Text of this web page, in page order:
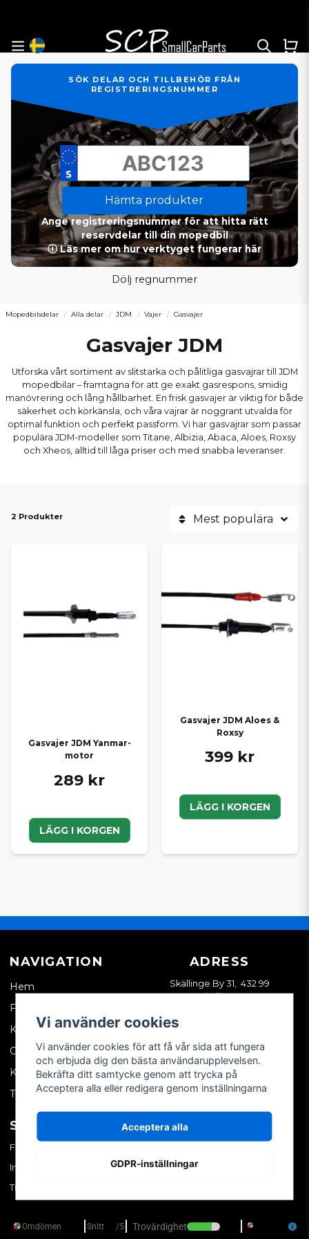
SÖK DELAR OCH TILLBEHÖR FRÅN
REGISTRERINGSNUMMER
Hämta produkter
Ange registreringsnummer för att hitta rätt
reservdelar till din mopedbil
ⓘ Läs mer om hur verktyget fungerar här
Dölj regnummer
Mopedbilsdelar Alla delar JDM Vajer Gasvajer
Gasvajer JDM
Utforska vårt sortiment av slitstarka och pålitliga gasvajrar till JDM
mopedbilar – framtagna för att ge exakt gasrespons, smidig
manövrering och lång hållbarhet. En frisk gasvajer är viktig för både
säkerhet och körkänsla, och våra vajrar är noggrant utvalda för
optimal funktion och perfekt passform. Vi har gasvajrar som passar
populära JDM-modeller som Titane, Albizia, Abaca, Aloes, Roxsy
och Xheos, alltid till låga priser och med snabba leveranser.
2 Produkter Mest populära
Gasvajer JDM Yanmar-
motor
289 kr
LÄGG I KORGEN
Gasvajer JDM Aloes &
Roxsy
399 kr
LÄGG I KORGEN
NAVIGATION
Hem
Företagskund
Kontakta oss
Om oss
Köpvillkor
Tips & trix
ADRESS
Skällinge By 31, 432 99
Skällinge
SOCIALA MEDIER
Facebook
Instagram
TikTok
MITT KONTO
Skapa konto
Vi använder cookies
Vi använder cookies för att få vår sida att fungera
och erbjuda dig den bästa användarupplevelsen.
Bekräfta ditt samtycke genom att trycka på
Acceptera alla eller redigera genom inställningarna
Acceptera alla
GDPR-inställningar